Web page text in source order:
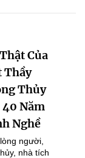
Của
Thầy
Thủy
40 Năm
Nghề
người,
nhà tích